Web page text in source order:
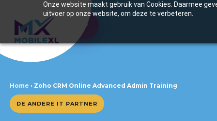
Onze website maakt gebruik van Cookies. Daarmee
uitvoer op onze website, om deze te verbeteren.
Home › Zoho CRM Online Advanced Admin Training
DE ANDERE IT PARTNER
Inhoudsopgave
Start vandaag met je Zoho CRM
Training details